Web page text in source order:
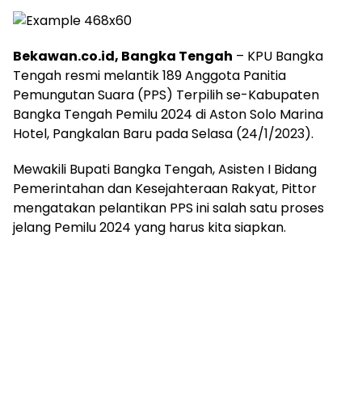
Bekawan.co.id, Bangka Tengah – KPU Bangka
Tengah resmi melantik 189 Anggota Panitia
Pemungutan Suara (PPS) Terpilih se-Kabupaten
Bangka Tengah Pemilu 2024 di Aston Solo Marina
Hotel, Pangkalan Baru pada Selasa (24/1/2023).
Mewakili Bupati Bangka Tengah, Asisten I Bidang
Pemerintahan dan Kesejahteraan Rakyat, Pittor
mengatakan pelantikan PPS ini salah satu proses
jelang Pemilu 2024 yang harus kita siapkan.